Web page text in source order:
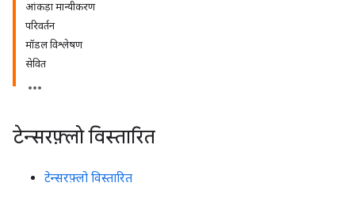
आंकड़ा मान्यीकरण
परिवर्तन
मॉडल विश्लेषण
सेवित
टेन्सरफ़्लो विस्तारित
टेन्सरफ़्लो विस्तारित